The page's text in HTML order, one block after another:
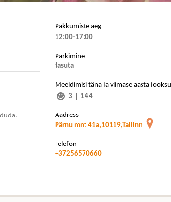
Pakkumiste aeg
12:00-17:00
Parkimine
tasuta
Meeldimisi täna ja viimase aasta jooksul
3
144
Aadress
Pärnu mnt 41a,10119,Tallinn
Telefon
+37256570660